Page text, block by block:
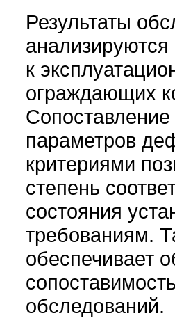
Результаты
к
ограждающих
параметров
критериями
степень
состояния
требованиям.
обеспечивает
обследований.